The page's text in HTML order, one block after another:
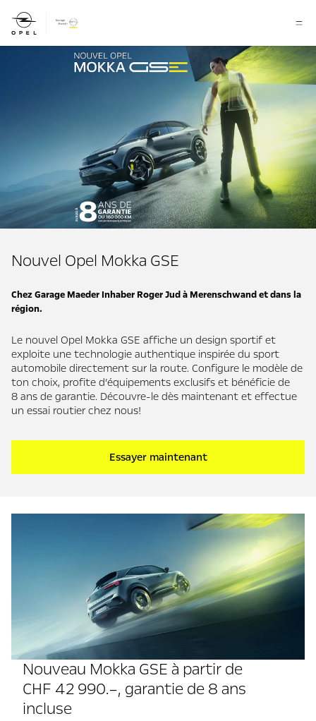
Nouvel Opel Mokka GSE
Chez Garage Maeder Inhaber Roger Jud à Merenschwand et dans la
région.
Le nouvel Opel Mokka GSE affiche un design sportif et
exploite une technologie authentique inspirée du sport
automobile directement sur la route. Configure le modèle de
ton choix, profite d’équipements exclusifs et bénéficie de
8 ans de garantie. Découvre-le dès maintenant et effectue
un essai routier chez nous!
Essayer maintenant
Nouveau Mokka GSE à partir de
CHF 42 990.–, garantie de 8 ans
incluse